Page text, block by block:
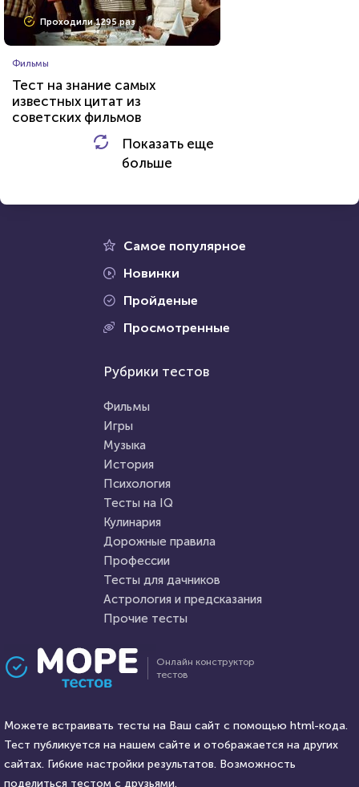
Проходили 8031 раз
Тест по игре Dota 2
Пройти тест
Проходили 137 раз
Журсын Айдархан
Пройти тест
17 февраля 2022 10175
географии: назовите страну
мира по двум городам...
AlexYasnovidov HTML - код
Проходили 1295 раз
Фильмы
Тест на знание самых
известных цитат из
советских фильмов
HTML - код
5 октября 2021
Тест на уникальность: "Что
Вы видите первым?"
9 августа 2021
Проходили 7451 раз
Тест: Мизантроп ли вы?
Показать еще
больше
Онлайн конструктор
тестов
Можете встраивать тесты на Ваш сайт с помощью html-кода.
Тест публикуется на нашем сайте и отображается на других
сайтах. Гибкие настройки результатов. Возможность
поделиться тестом с друзьями.
Рубрики тестов
Фильмы
Игры
Музыка
История
Психология
Тесты на IQ
Кулинария
Дорожные правила
Профессии
Тесты для дачников
Астрология и предсказания
Прочие тесты
Самое популярное
Новинки
Пройденые
Просмотренные